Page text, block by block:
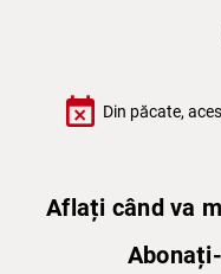
event_busy Din păcate,
Aflați când va